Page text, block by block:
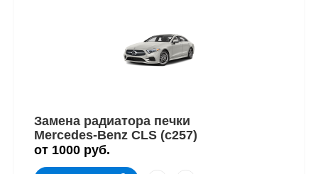
Замена радиатора печки
Mercedes-Benz CLS (c257)
от 1000 руб.